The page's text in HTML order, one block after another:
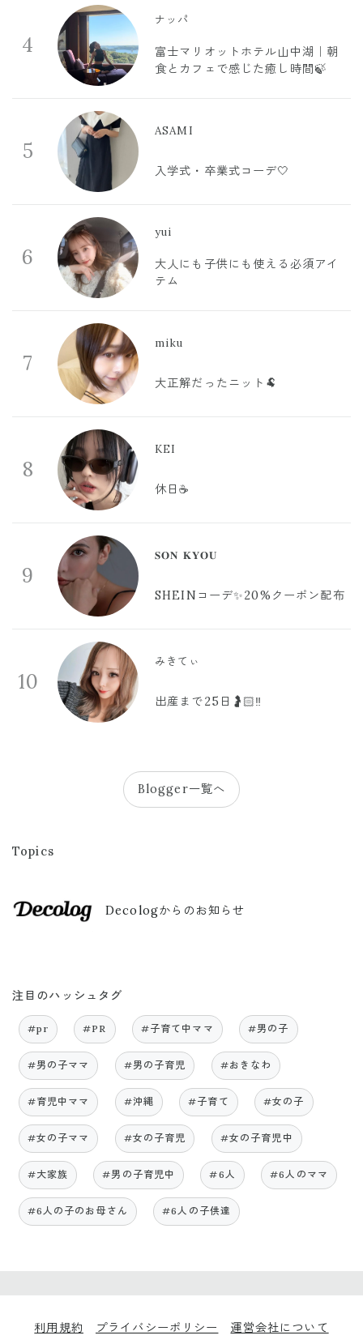
4
ナッパ
富士マリオットホテル山中湖｜朝
食とカフェで感じた癒し時間🍃
5
ASAMI
入学式・卒業式コーデ🤍
6
yui
大人にも子供にも使える必須アイ
テム
7
miku
大正解だったニット🐏
8
KEI
休日☕️
9
𝐒𝐎𝐍 𝐊𝐘𝐎𝐔
SHEINコーデ✨20%クーポン配布
10
みきてぃ
出産まで25日🤰🏻‼️
Blogger一覧へ
Topics
Decologからのお知らせ
注目のハッシュタグ
#pr #PR #子育て中ママ #男の子
#男の子ママ #男の子育児 #おきなわ
#育児中ママ #沖縄 #子育て #女の子
#女の子ママ #女の子育児 #女の子育児中
#大家族 #男の子育児中 #6人 #6人のママ
#6人の子のお母さん #6人の子供達
利用規約 プライバシーポリシー 運営会社について